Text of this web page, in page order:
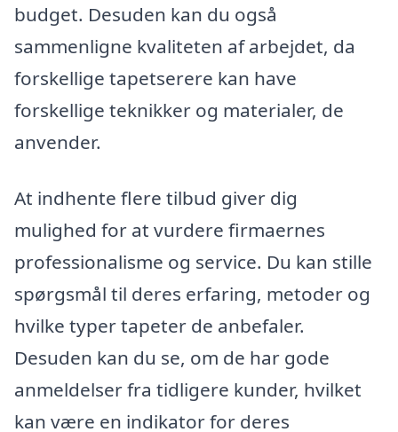
budget. Desuden kan du også
sammenligne kvaliteten af arbejdet, da
forskellige tapetserere kan have
forskellige teknikker og materialer, de
anvender.
At indhente flere tilbud giver dig
mulighed for at vurdere firmaernes
professionalisme og service. Du kan stille
spørgsmål til deres erfaring, metoder og
hvilke typer tapeter de anbefaler.
Desuden kan du se, om de har gode
anmeldelser fra tidligere kunder, hvilket
kan være en indikator for deres